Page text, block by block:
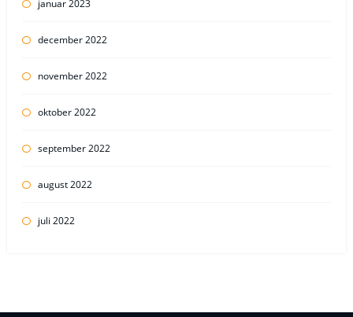
januar 2023
december 2022
november 2022
oktober 2022
september 2022
august 2022
juli 2022